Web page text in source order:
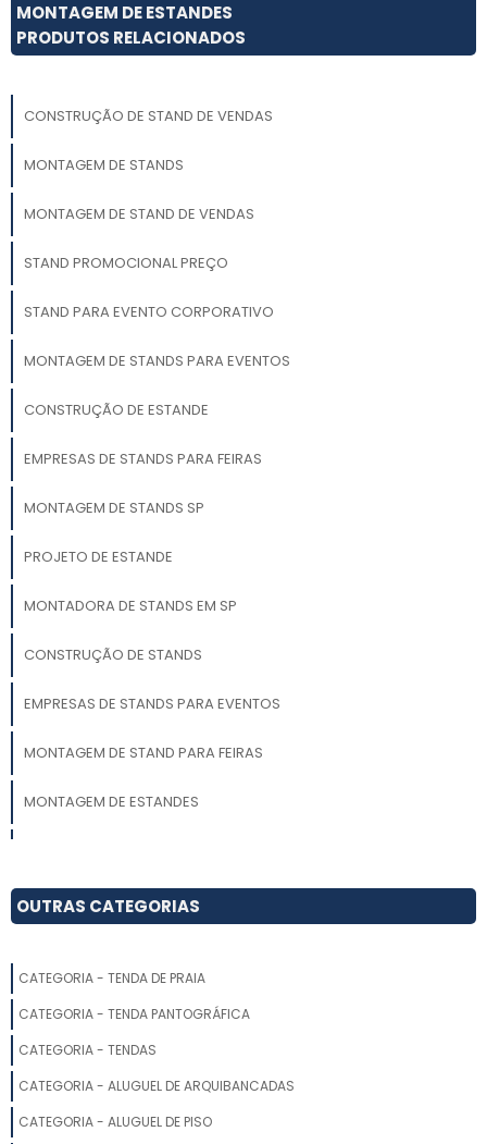
MONTAGEM DE ESTANDES
PRODUTOS RELACIONADOS
CONSTRUÇÃO DE STAND DE VENDAS
MONTAGEM DE STANDS
MONTAGEM DE STAND DE VENDAS
STAND PROMOCIONAL PREÇO
STAND PARA EVENTO CORPORATIVO
MONTAGEM DE STANDS PARA EVENTOS
CONSTRUÇÃO DE ESTANDE
EMPRESAS DE STANDS PARA FEIRAS
MONTAGEM DE STANDS SP
PROJETO DE ESTANDE
MONTADORA DE STANDS EM SP
CONSTRUÇÃO DE STANDS
EMPRESAS DE STANDS PARA EVENTOS
MONTAGEM DE STAND PARA FEIRAS
MONTAGEM DE ESTANDES
ESTANDES PARA FEIRAS E EVENTOS
STAND PARA EVENTOS
FORNECEDORES DE STANDS
OUTRAS CATEGORIAS
CATEGORIA - TENDA DE PRAIA
CATEGORIA - TENDA PANTOGRÁFICA
CATEGORIA - TENDAS
CATEGORIA - ALUGUEL DE ARQUIBANCADAS
CATEGORIA - ALUGUEL DE PISO